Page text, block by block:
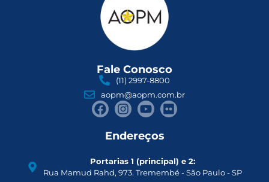
Fale Conosco
(11) 2997-8800
aopm@aopm.com.br
Endereços
Portarias 1 (principal) e 2:
Rua Mamud Rahd, 973. Tremembé - São Paulo - SP